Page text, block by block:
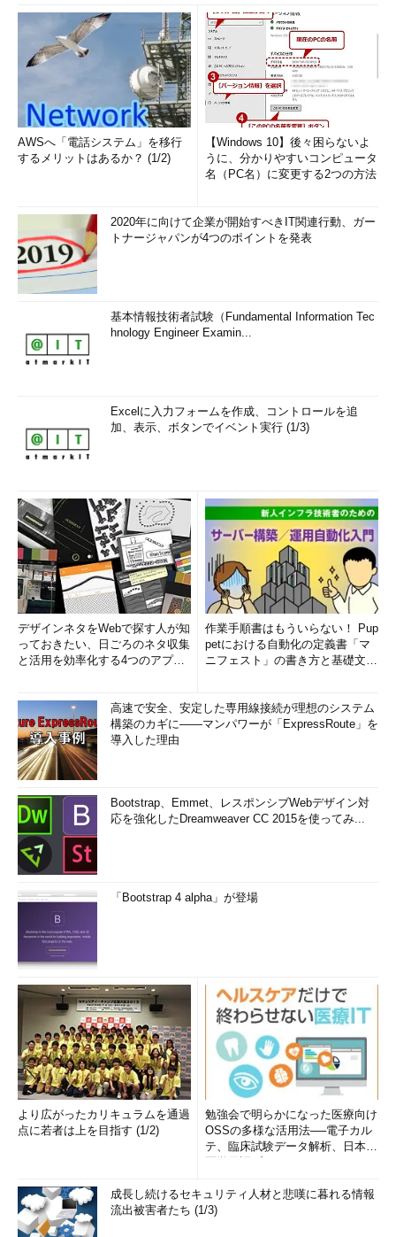
「AIベースのテストのメリットは、人間が確実にはできないこ
とを可能にすることです。また、テストをより迅速に実行できる
ようになり、ルール駆動のテストを実践することも可能になりま
す。今後は機械学習とテストが融合した形で利用されるシーンは
こうした流れの中で、データサイエンティストとアプリ開発者
いて次のような展望を示した。
「現在、データサイエンティストはモデル構築に対する責任を
持っています。今後は、そうした役割はなくなり、アプリ開発者
がデータ解析を行ったり、データサイエンティストがアプリ開発
に携わったりするようになります。Gartnerでは、2022年までに
うになると予測しています。お互いの役割の融合が今後ますます
進んでいくのです」
AWSへ「電話システム」を移行
するメリットはあるか？ (1/2)
【Windows 10】後々困らないよ
うに、分かりやすいコンピュータ
名（PC名）に変更する2つの方法
2020年に向けて企業が開始すべきIT関連行動、ガー
トナージャパンが4つのポイントを発表
基本情報技術者試験（Fundamental Information Tec
hnology Engineer Examin...
Excelに入力フォームを作成、コントロールを追
加、表示、ボタンでイベント実行 (1/3)
デザインネタをWebで探す人が知
っておきたい、日ごろのネタ収集
と活用を効率化する4つのアプリ
作業手順書はもういらない！ Pup
petにおける自動化の定義書「マ
ニフェスト」の書き方と基礎文法
高速で安全、安定した専用線接続が理想のシステム
構築のカギに――マンパワーが「ExpressRoute」を
導入した理由
Bootstrap、Emmet、レスポンシブWebデザイン対
応を強化したDreamweaver CC 2015を使ってみ...
「Bootstrap 4 alpha」が登場
より広がったカリキュラムを通過
点に若者は上を目指す (1/2)
勉強会で明らかになった医療向け
OSSの多様な活用法──電子カル
テ、臨床試験データ解析、日本語
成長し続けるセキュリティ人材と悲嘆に暮れる情報
流出被害者たち (1/3)